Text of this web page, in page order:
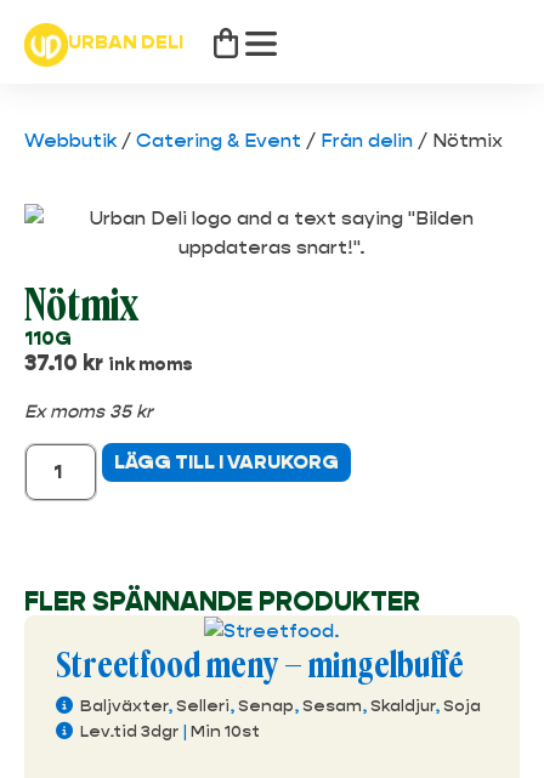
URBAN DELI
Webbutik/Catering & Event / Från delin / Nötmix
Nötmix
110G
37.10 kr ink moms
Ex moms 35 kr
LÄGG TILL I VARUKORG
FLER SPÄNNANDE PRODUKTER
Streetfood meny – mingelbuffé
Baljväxter,Selleri,Senap,Sesam,Skaldjur,Soja
Lev.tid 3dgr | Min 10st